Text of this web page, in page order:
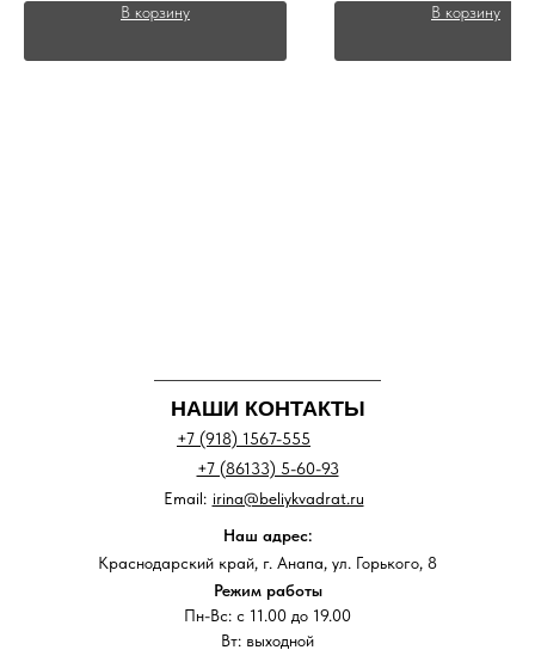
В корзину В корзину
НАШИ КОНТАКТЫ
+7 (918) 1567-555
+7 (86133) 5-60-93
Наш адрес:
Краснодарский край, г. Анапа, ул. Горького, 8
Режим работы
Пн-Вс: с 11.00 до 19.00
Вт: выходной
irina@beliykvadrat.ru
Email: